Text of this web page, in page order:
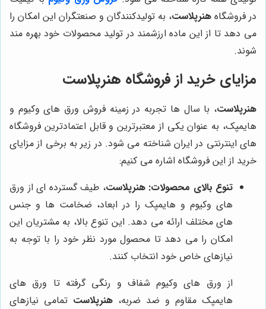
در فروشگاه هنرپلاست، به تولیدکنندگان و صنعتگران این امکان را
می دهد تا از این ماده ارزشمند در تولید محصولات خود بهره مند
شوند.
مزایای خرید از فروشگاه هنرپلاست
هنرپلاست، با سال ها تجربه در زمینه فروش ورق های وکیوم و
هایمپک، به عنوان یکی از معتبرترین و قابل اعتمادترین فروشگاه
های اینترنتی در ایران شناخته می شود. در زیر به برخی از مزایای
خرید از این فروشگاه اشاره می کنیم:
تنوع بالای محصولات: هنرپلاست، طیف گسترده ای از ورق
های وکیوم و هایمپک را در ابعاد، ضخامت ها و جنس
های مختلف ارائه می دهد. این تنوع بالا، به مشتریان این
امکان را می دهد تا محصول مورد نظر خود را با توجه به
نیازهای خاص خود انتخاب کنند.
از ورق های وکیوم شفاف و رنگی گرفته تا ورق های
هایمپک مقاوم و ضد ضربه، هنرپلاست تمامی نیازهای